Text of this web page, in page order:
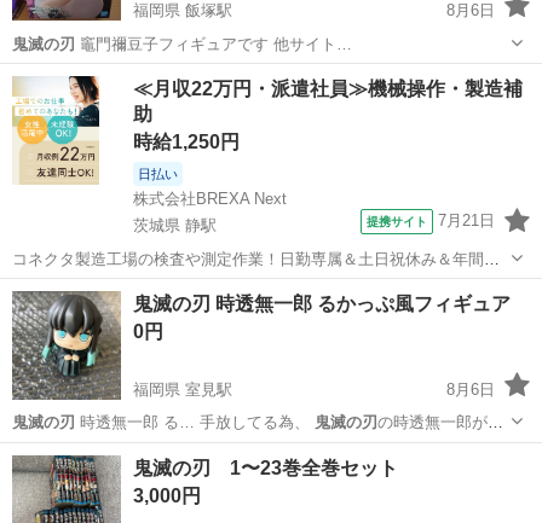
福岡県 飯塚駅
8月6日
鬼滅の刃 竈門禰豆子フィギュアです 他サイト…
福岡 飯塚市 飯塚駅 その他 禰豆
≪月収22万円・派遣社員≫機械操作・製造補
助
時給1,250円
日払い
株式会社BREXA Next
茨城県 静駅
提携サイト 7月21日
コネクタ製造工場の検査や測定作業！日勤専属＆土日祝休み＆年間休
日128日★クリーンルーム内作業★マイカー通勤OK＆無料駐車場あり
★就業先食堂利用可！日払い制度あり！《茨城県常陸大宮市》 人気の
工場のお仕事 ◇コネクタ製造工...
茨城 常陸大宮市 静駅 その他
鬼滅の刃 時透無一郎 るかっぷ風フィギュア
0円
福岡県 室見駅
8月6日
鬼滅の刃 時透無一郎 る… 手放してる為、 鬼滅の刃の時透無一郎が
好…
福岡 福岡市 室見駅 フィギュア
鬼滅の刃 1〜23巻全巻セット
3,000円